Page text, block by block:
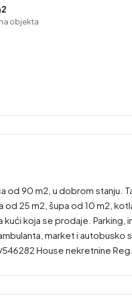
objekta
od 90 m2, u dobrom stanju.
25 m2, šupa od 10 m2,
koja se prodaje.
market i autobusko
House nekretnine